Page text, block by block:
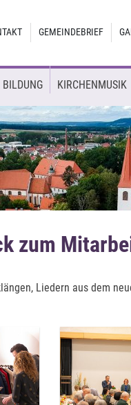
GEMEINDEBRIEF
BILDUNG KIRCHENMUSIK
zum
Liedern aus dem